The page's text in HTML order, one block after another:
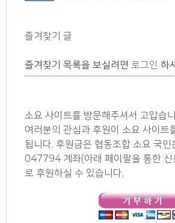
즐겨찾기 글
즐겨찾기 목록을 보실려면 로그인 하
소요 사이트를 방문해주셔서 고맙습
여러분의 관심과 후원이 소요 사이트
됩니다. 후원금은 협동조합 소요 국
047794 계좌(아래 페이팔을 통한 신
로 후원하실 수 있습니다.